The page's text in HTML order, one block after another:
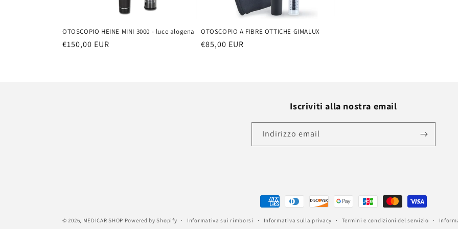
OTOSCOPIO HEINE MINI 3000 - luce alogena
Prezzo
€150,00 EUR
OTOSCOPIO A FIBRE OTTICHE GIMALUX
Prezzo
€85,00 EUR
Iscriviti alla nostra email
Indirizzo email
Metodi
di
© 2026, MEDICAR SHOP Powered by Shopify Informativa sui rimborsi Informativa sulla privacy Termini e condizioni del servizio